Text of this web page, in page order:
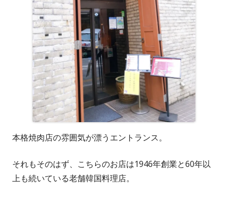
本格焼肉店の雰囲気が漂うエントランス。
それもそのはず、こちらのお店は1946年創業と60年以
上も続いている老舗韓国料理店。